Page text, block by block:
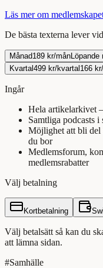
Läs mer om
De bästa texterna lever
Månad189 kr/mån
Kvartal 499 kr/kvartal 166
Ingår
Hela artikelarkivet
Samtliga podcasts i
Möjlighet att bli del
du bor
Medlemsforum,
medlemsrabatter
Välj betalning
Kortbetalning
Välj betalsätt så kan du
att lämna sidan.
#Samhälle